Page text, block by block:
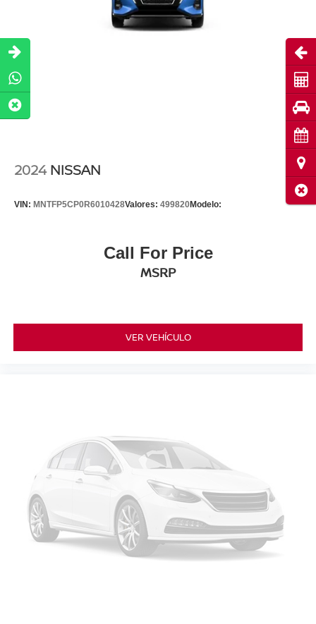
2024 NISSAN
VIN: MNTFP5CP0R6010428Valores: 499820Modelo:
Call For Price
MSRP
VER VEHÍCULO